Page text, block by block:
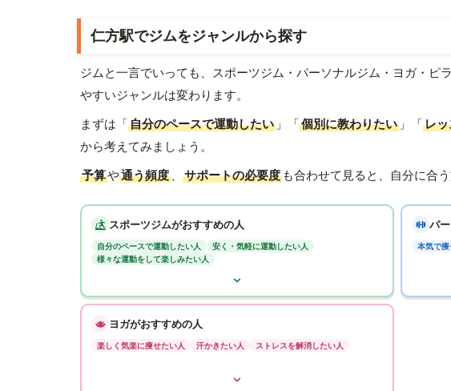
仁方駅でジムをジャンルから探す
ジムと一言でいっても、スポーツジム・パーソナルジム・ヨガ・ピ
やすいジャンルは変わります。
まずは「自分のペースで運動したい 」「個別に教わりたい 」「レ
から考えてみましょう。
予算や通う頻度 、 サポートの必要度 も合わせて見ると、自分に合
スポーツジムがおすすめの人
自分のペースで運動したい人
安く・気軽に運動したい人
様々な運動をして楽しみたい人
パ
本気で痩
ヨガがおすすめの人
楽しく気楽に痩せたい人 汗かきたい人 ストレスを解消したい人